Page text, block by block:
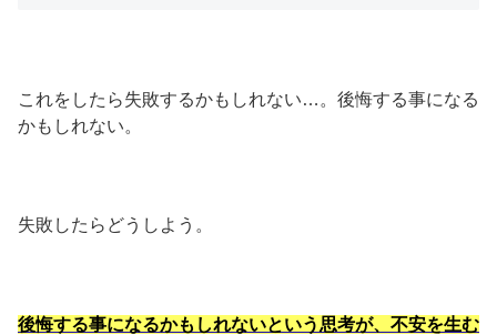
これをしたら失敗するかもしれない…。後悔する事になる
かもしれない。
失敗したらどうしよう。
後悔する事になるかもしれないという思考が、不安を生む